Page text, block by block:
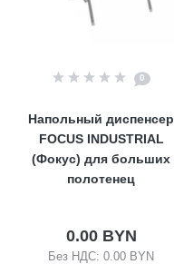
0
Напольный диспенсер
FOCUS INDUSTRIAL
(Фокус) для больших
полотенец
0.00 BYN
Без НДС: 0.00 BYN